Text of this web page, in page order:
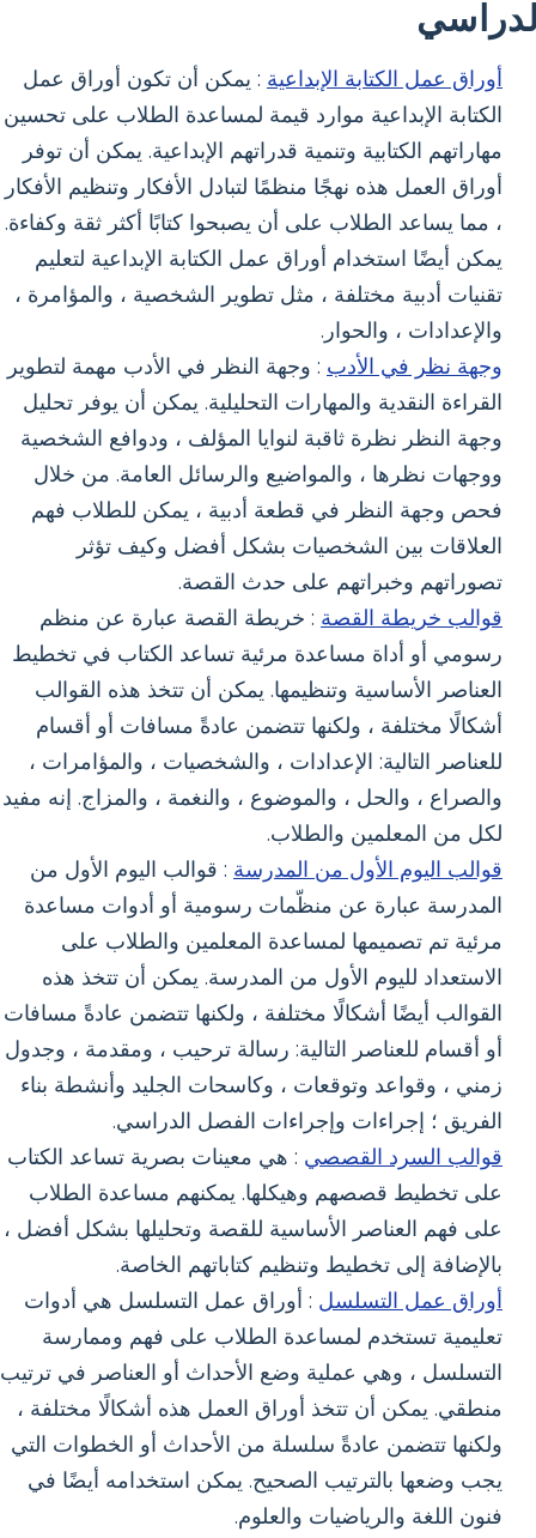
أوراق عمل الكتابة الإبداعية : يمكن أن تكون أوراق عمل
الكتابة الإبداعية موارد قيمة لمساعدة الطلاب على تحسين
مهاراتهم الكتابية وتنمية قدراتهم الإبداعية. يمكن أن توفر
أوراق العمل هذه نهجًا منظمًا لتبادل الأفكار وتنظيم الأفكار
، مما يساعد الطلاب على أن يصبحوا كتابًا أكثر ثقة وكفاءة.
يمكن أيضًا استخدام أوراق عمل الكتابة الإبداعية لتعليم
تقنيات أدبية مختلفة ، مثل تطوير الشخصية ، والمؤامرة ،
والإعدادات ، والحوار.
وجهة نظر في الأدب : وجهة النظر في الأدب مهمة لتطوير
القراءة النقدية والمهارات التحليلية. يمكن أن يوفر تحليل
وجهة النظر نظرة ثاقبة لنوايا المؤلف ، ودوافع الشخصية
ووجهات نظرها ، والمواضيع والرسائل العامة. من خلال
فحص وجهة النظر في قطعة أدبية ، يمكن للطلاب فهم
العلاقات بين الشخصيات بشكل أفضل وكيف تؤثر
تصوراتهم وخبراتهم على حدث القصة.
قوالب خريطة القصة : خريطة القصة عبارة عن منظم
رسومي أو أداة مساعدة مرئية تساعد الكتاب في تخطيط
العناصر الأساسية وتنظيمها. يمكن أن تتخذ هذه القوالب
أشكالًا مختلفة ، ولكنها تتضمن عادةً مسافات أو أقسام
للعناصر التالية: الإعدادات ، والشخصيات ، والمؤامرات ،
والصراع ، والحل ، والموضوع ، والنغمة ، والمزاج. إنه مفيد
لكل من المعلمين والطلاب.
قوالب اليوم الأول من المدرسة : قوالب اليوم الأول من
المدرسة عبارة عن منظّمات رسومية أو أدوات مساعدة
مرئية تم تصميمها لمساعدة المعلمين والطلاب على
الاستعداد لليوم الأول من المدرسة. يمكن أن تتخذ هذه
القوالب أيضًا أشكالًا مختلفة ، ولكنها تتضمن عادةً مسافات
أو أقسام للعناصر التالية: رسالة ترحيب ، ومقدمة ، وجدول
زمني ، وقواعد وتوقعات ، وكاسحات الجليد وأنشطة بناء
الفريق ؛ إجراءات وإجراءات الفصل الدراسي.
قوالب السرد القصصي : هي معينات بصرية تساعد الكتاب
على تخطيط قصصهم وهيكلها. يمكنهم مساعدة الطلاب
على فهم العناصر الأساسية للقصة وتحليلها بشكل أفضل ،
بالإضافة إلى تخطيط وتنظيم كتاباتهم الخاصة.
أوراق عمل التسلسل : أوراق عمل التسلسل هي أدوات
تعليمية تستخدم لمساعدة الطلاب على فهم وممارسة
التسلسل ، وهي عملية وضع الأحداث أو العناصر في ترتيب
منطقي. يمكن أن تتخذ أوراق العمل هذه أشكالًا مختلفة ،
ولكنها تتضمن عادةً سلسلة من الأحداث أو الخطوات التي
يجب وضعها بالترتيب الصحيح. يمكن استخدامه أيضًا في
فنون اللغة والرياضيات والعلوم.